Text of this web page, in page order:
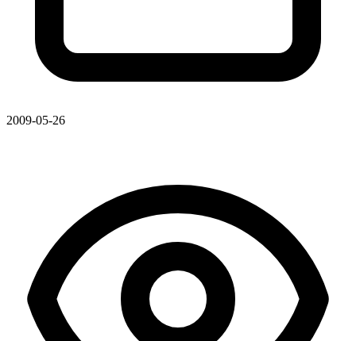
2009-05-26